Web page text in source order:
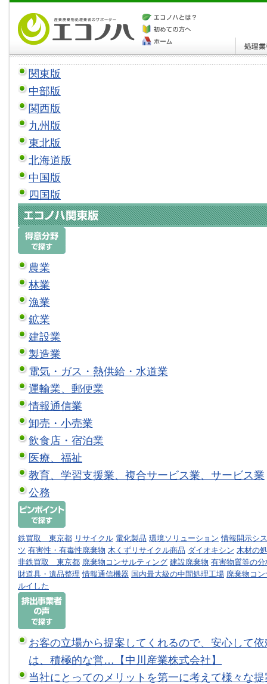
関東版
中部版
関西版
九州版
東北版
北海道版
中国版
四国版
農業
林業
漁業
鉱業
建設業
製造業
電気・ガス・熱供給・水道業
運輸業、郵便業
情報通信業
卸売・小売業
飲食店・宿泊業
医療、福祉
教育、学習支援業、複合サービス業、サービス業
公務
鉄買取 東京都 リサイクル 電化製品 環境ソリューション 情報開示シ
ツ 有害性・有毒性廃棄物 木くずリサイクル商品 ダイオキシン 木材の
非鉄買取 東京都 廃棄物コンサルティング 建設廃棄物 有害物質等の
財道具・遺品整理 情報通信機器 国内最大級の中間処理工場 廃棄物コ
ルイした
お客の立場から提案してくれるので、安心して
は、積極的な営…【中川産業株式会社】
当社にとってのメリットを第一に考えて様々な